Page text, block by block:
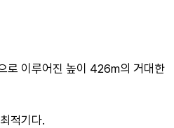
로 이루어진 높이 426m의 거대한
적기다.